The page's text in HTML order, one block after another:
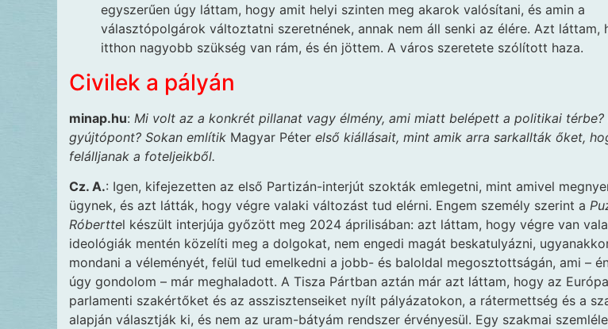
egyszerűen úgy láttam, hogy amit helyi szinten meg akarok valósítani, és amin a
választópolgárok változtatni szeretnének, annak nem áll senki az élére. Azt láttam,
itthon nagyobb szükség van rám, és én jöttem. A város szeretete szólított haza.
Civilek a pályán
minap.hu: Mi volt az a konkrét pillanat vagy élmény, ami miatt belépett a politikai
gyújtópont? Sokan említik Magyar Péter első kiállásait, mint amik arra sarkallták őket,
felálljanak a foteljeikből.
Cz. A.: Igen, kifejezetten az első Partizán-interjút szokták emlegetni, mint amivel
ügynek, és azt látták, hogy végre valaki változást tud elérni. Engem személy szerint a
Róberttel készült interjúja győzött meg 2024 áprilisában: azt láttam, hogy végre van
ideológiák mentén közelíti meg a dolgokat, nem engedi magát beskatulyázni,
mondani a véleményét, felül tud emelkedni a jobb- és baloldal megosztottságán, ami –
úgy gondolom – már meghaladott. A Tisza Pártban aztán már azt láttam, hogy az Európa
parlamenti szakértőket és az asszisztenseiket nyílt pályázatokon, a rátermettség és a
alapján választják ki, és nem az uram-bátyám rendszer érvényesül. Egy szakmai